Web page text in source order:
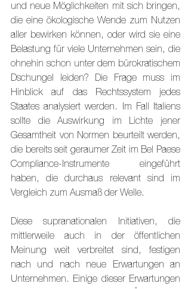
und neue Möglichkeiten mit sich bringen,
die eine ökologische Wende zum Nutzen
aller bewirken können, oder wird sie eine
Belastung für viele Unternehmen sein, die
ohnehin schon unter dem bürokratischem
Dschungel leiden? Die Frage muss im
Hinblick auf das Rechtssystem jedes
Staates analysiert werden. Im Fall Italiens
sollte die Auswirkung im Lichte jener
Gesamtheit von Normen beurteilt werden,
die bereits seit geraumer Zeit im Bel Paese
Compliance-Instrumente eingeführt
haben, die durchaus relevant sind im
Vergleich zum Ausmaß der Welle.
Diese supranationalen Initiativen, die
mittlerweile auch in der öffentlichen
Meinung weit verbreitet sind, festigen
nach und nach neue Erwartungen an
Unternehmen. Einige dieser Erwartungen